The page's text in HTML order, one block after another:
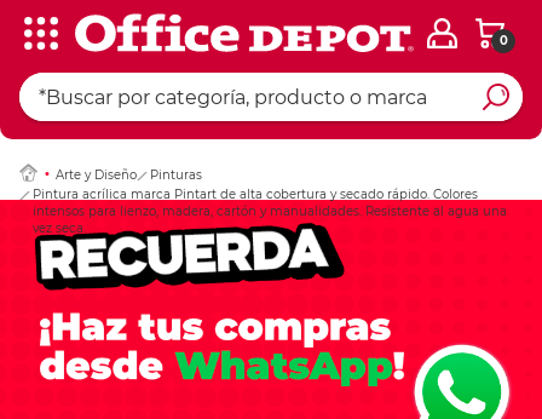
0
Arte y Diseño
Pinturas
Pintura acrílica marca Pintart de alta cobertura y secado rápido. Colores
intensos para lienzo, madera, cartón y manualidades. Resistente al agua una
vez seca.
Ingresar Codigo